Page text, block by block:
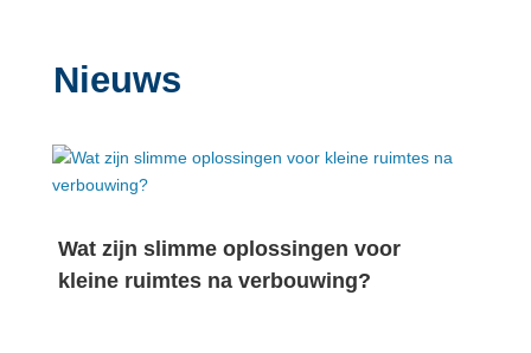
Nieuws
Wat zijn slimme oplossingen voor
kleine ruimtes na verbouwing?